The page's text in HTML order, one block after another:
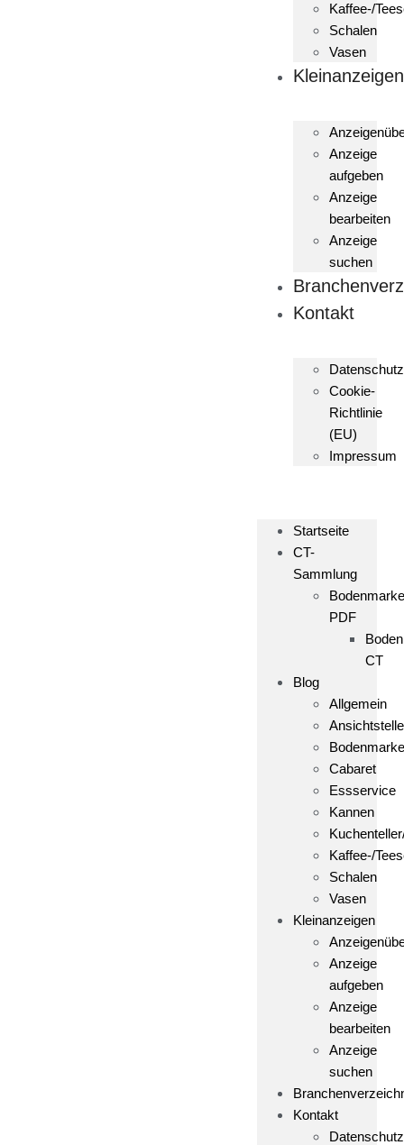
Kaffee-/
Schalen
Vasen
Kleinanzeigen
Anzeige
aufgeben
Anzeige
bearbeiten
Anzeige
suchen
Kontakt
Cookie-
Richtlinie
(EU)
Impressum
Startseite
CT-
Sammlung
PDF
CT
Blog
Allgemein
Cabaret
Essservice
Kannen
Kaffee-/
Schalen
Vasen
Kleinanzeigen
Anzeige
aufgeben
Anzeige
bearbeiten
Anzeige
suchen
Kontakt